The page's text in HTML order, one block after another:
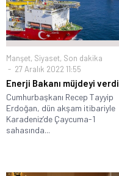
Manşet, Siyaset, Son dakika
27 Aralık 2022 11:55
Enerji Bakanı müjdeyi verdi
Cumhurbaşkanı Recep Tayyip
Erdoğan, dün akşam itibariyle
Karadeniz’de Çaycuma-1
sahasında...